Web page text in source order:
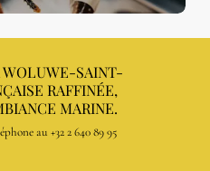
WOLUWE-SAINT-
RAFFINÉE,
MARINE.
au +32 2 640 89 95